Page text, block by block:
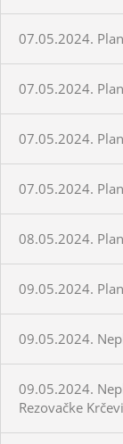
07.05.2024.
07.05.2024.
07.05.2024.
07.05.2024.
08.05.2024.
09.05.2024.
09.05.2024.
09.05.2024.
Rezovačke